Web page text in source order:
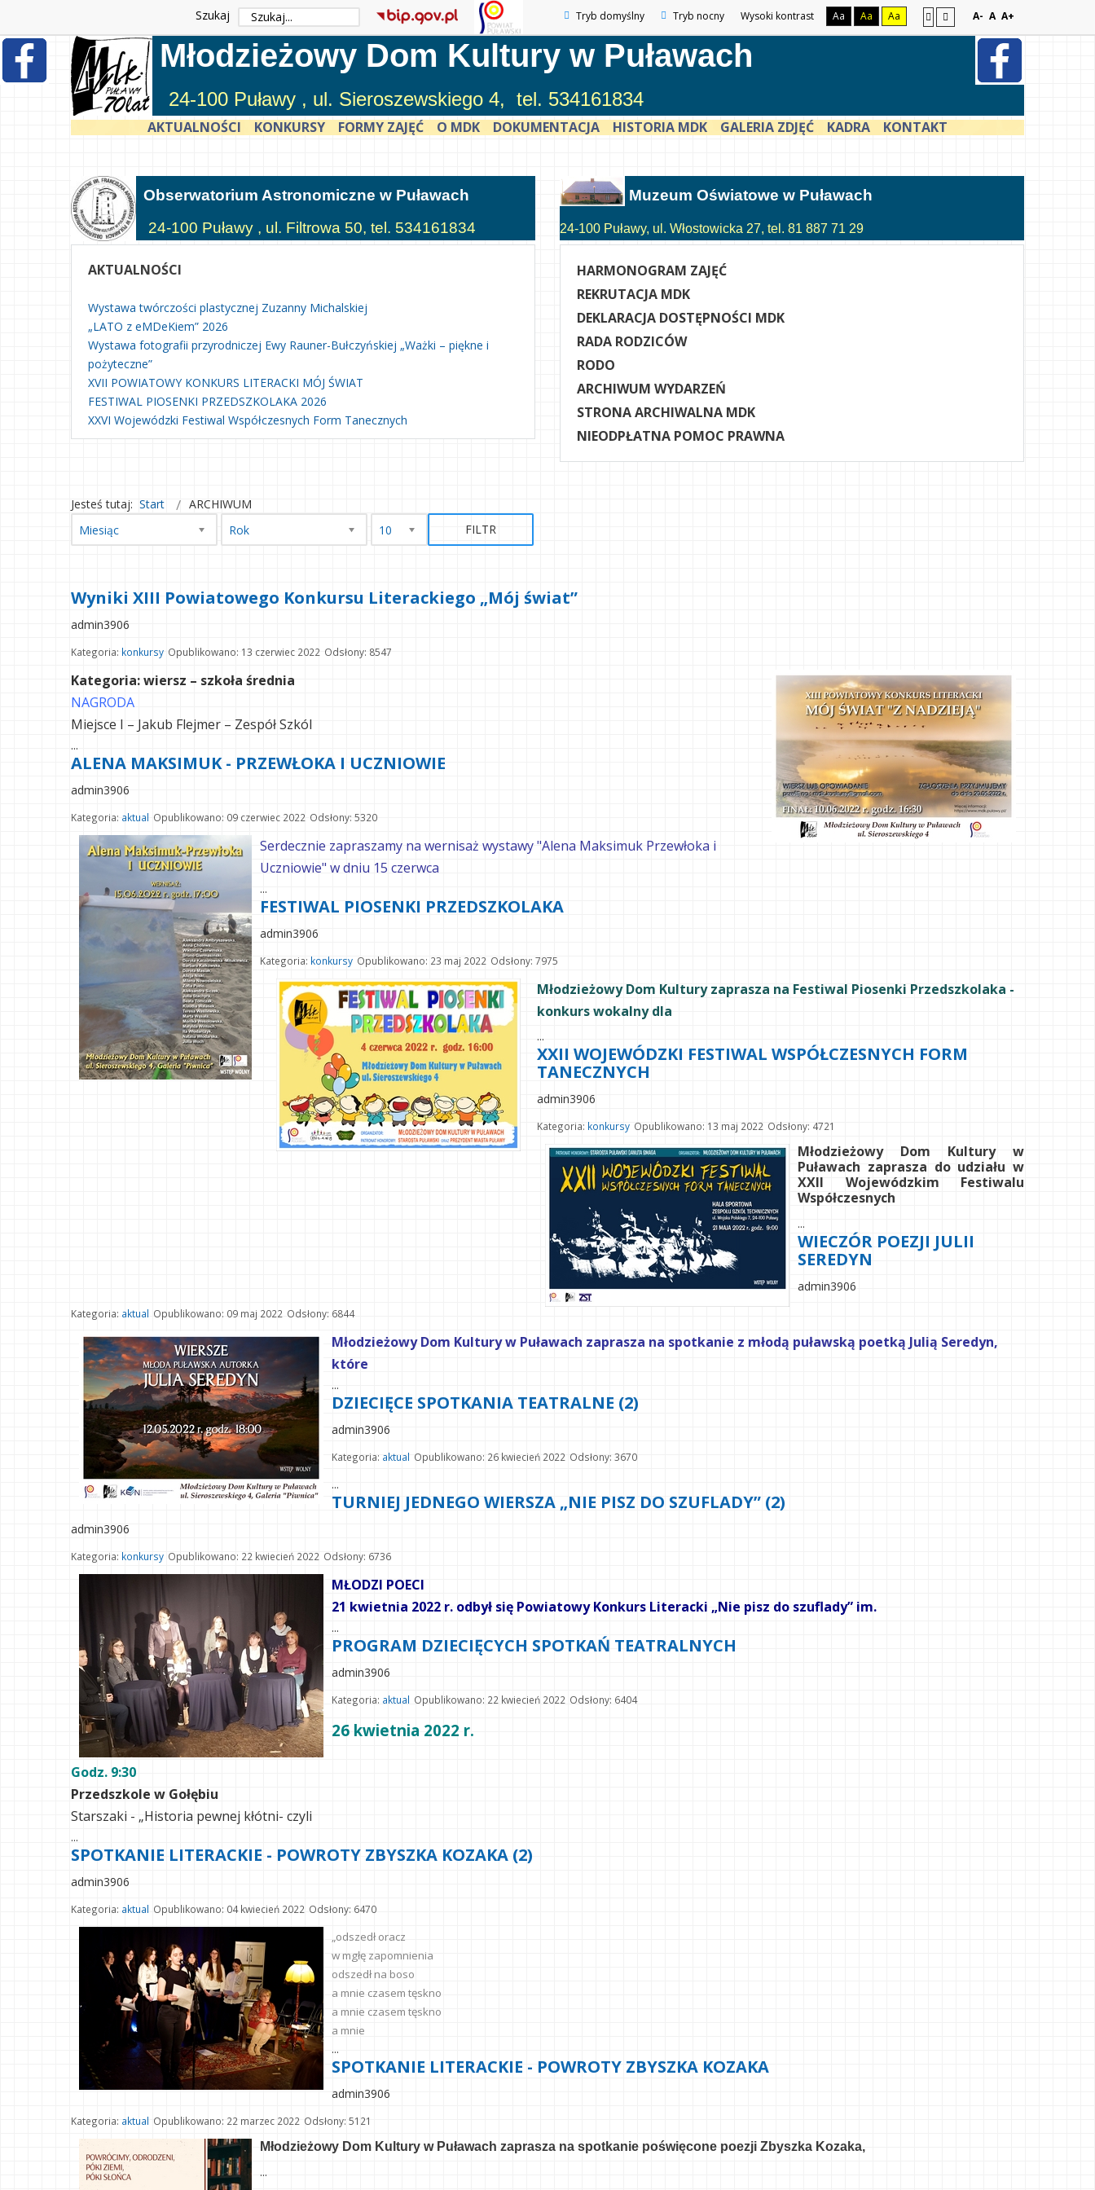
Tryb domyślny Tryb nocny Wysoki kontrast Aa Aa Aa A- A A+
Szukaj
Młodzieżowy Dom Kultury w Puławach
24-100 Puławy , ul. Sieroszewskiego 4, tel. 534161834
AKTUALNOŚCI KONKURSY FORMY ZAJĘĆ O MDK DOKUMENTACJA HISTORIA MDK GALERIA ZDJĘĆ KADRA KONTAKT
Obserwatorium Astronomiczne w Puławach
24-100 Puławy , ul. Filtrowa 50, tel. 534161834
AKTUALNOŚCI
Wystawa twórczości plastycznej Zuzanny Michalskiej
„LATO z eMDeKiem” 2026
Wystawa fotografii przyrodniczej Ewy Rauner-Bułczyńskiej „Ważki – piękne i
pożyteczne”
XVII POWIATOWY KONKURS LITERACKI MÓJ ŚWIAT
FESTIWAL PIOSENKI PRZEDSZKOLAKA 2026
XXVI Wojewódzki Festiwal Współczesnych Form Tanecznych
Muzeum Oświatowe w Puławach
24-100 Puławy, ul. Włostowicka 27, tel. 81 887 71 29
HARMONOGRAM ZAJĘĆ
REKRUTACJA MDK
DEKLARACJA DOSTĘPNOŚCI MDK
RADA RODZICÓW
RODO
ARCHIWUM WYDARZEŃ
STRONA ARCHIWALNA MDK
NIEODPŁATNA POMOC PRAWNA
Jesteś tutaj: Start
ARCHIWUM
Miesiąc
Rok 10 FILTR
Wyniki XIII Powiatowego Konkursu Literackiego „Mój świat”
admin3906
Kategoria: konkursy Opublikowano: 13 czerwiec 2022 Odsłony: 8547
Kategoria: wiersz – szkoła średnia
NAGRODA
Miejsce I – Jakub Flejmer – Zespół Szkól
...
ALENA MAKSIMUK - PRZEWŁOKA I UCZNIOWIE
admin3906
Kategoria: aktual Opublikowano: 09 czerwiec 2022 Odsłony: 5320
Serdecznie zapraszamy na wernisaż wystawy "Alena Maksimuk Przewłoka i
Uczniowie" w dniu 15 czerwca
...
FESTIWAL PIOSENKI PRZEDSZKOLAKA
admin3906
Kategoria: konkursy Opublikowano: 23 maj 2022 Odsłony: 7975
Młodzieżowy Dom Kultury zaprasza na Festiwal Piosenki Przedszkolaka -
konkurs wokalny dla
...
XXII WOJEWÓDZKI FESTIWAL WSPÓŁCZESNYCH FORM
TANECZNYCH
admin3906
Kategoria: konkursy Opublikowano: 13 maj 2022 Odsłony: 4721
Młodzieżowy Dom Kultury w
Puławach zaprasza do udziału w
XXII Wojewódzkim Festiwalu
Współczesnych
...
WIECZÓR POEZJI JULII
SEREDYN
admin3906
Kategoria: aktual Opublikowano: 09 maj 2022 Odsłony: 6844
Młodzieżowy Dom Kultury w Puławach zaprasza na spotkanie z młodą puławską poetką Julią Seredyn,
które
...
DZIECIĘCE SPOTKANIA TEATRALNE (2)
admin3906
Kategoria: aktual Opublikowano: 26 kwiecień 2022 Odsłony: 3670
...
TURNIEJ JEDNEGO WIERSZA „NIE PISZ DO SZUFLADY” (2)
admin3906
Kategoria: konkursy Opublikowano: 22 kwiecień 2022 Odsłony: 6736
MŁODZI POECI
21 kwietnia 2022 r. odbył się Powiatowy Konkurs Literacki „Nie pisz do szuflady” im.
...
PROGRAM DZIECIĘCYCH SPOTKAŃ TEATRALNYCH
admin3906
Kategoria: aktual Opublikowano: 22 kwiecień 2022 Odsłony: 6404
26 kwietnia 2022 r.
Godz. 9:30
Przedszkole w Gołębiu
Starszaki - „Historia pewnej kłótni- czyli
...
SPOTKANIE LITERACKIE - POWROTY ZBYSZKA KOZAKA (2)
admin3906
Kategoria: aktual Opublikowano: 04 kwiecień 2022 Odsłony: 6470
„odszedł oracz
w mgłę zapomnienia
odszedł na boso
a mnie czasem tęskno
a mnie czasem tęskno
a mnie
...
SPOTKANIE LITERACKIE - POWROTY ZBYSZKA KOZAKA
admin3906
Kategoria: aktual Opublikowano: 22 marzec 2022 Odsłony: 5121
Młodzieżowy Dom Kultury w Puławach zaprasza na spotkanie poświęcone poezji Zbyszka Kozaka,
...